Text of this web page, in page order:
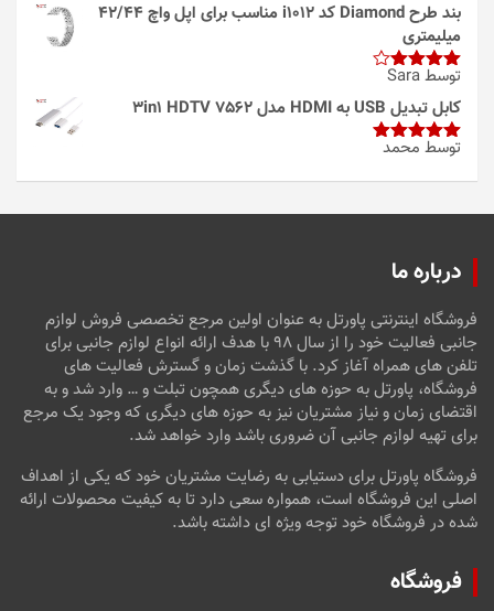
بند طرح Diamond کد i1012 مناسب برای اپل واچ 42/44
میلیمتری
امتیاز4
از 5
توسط Sara
کابل تبدیل USB به HDMI مدل 3in1 HDTV 7562
امتیاز5از
توسط محمد
درباره ما
فروشگاه اینترنتی پاورتل به عنوان اولین مرجع تخصصی فروش لوازم
جانبی فعالیت خود را از سال ۹۸ با هدف ارائه انواع لوازم جانبی برای
تلفن های همراه آغاز کرد. با گذشت زمان و گسترش فعالیت های
فروشگاه، پاورتل به حوزه های دیگری همچون تبلت و … وارد شد و به
اقتضای زمان و نیاز مشتریان نیز به حوزه های دیگری که وجود یک مرجع
برای تهیه لوازم جانبی آن ضروری باشد وارد خواهد شد.
فروشگاه پاورتل برای دستیابی به رضایت مشتریان خود که یکی از اهداف
اصلی این فروشگاه است، همواره سعی دارد تا به کیفیت محصولات ارائه
شده در فروشگاه خود توجه ویژه ای داشته باشد.
فروشگاه